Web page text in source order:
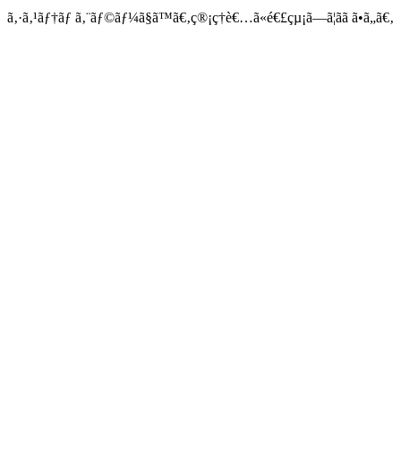
ã‚·ã‚¹ãƒ†ãƒ ã‚¨ãƒ©ãƒ¼ã§ã™ã€‚ç®¡ç†è€…ã«é€£çµ¡ã—ã¦ãã ã•ã„ã€‚